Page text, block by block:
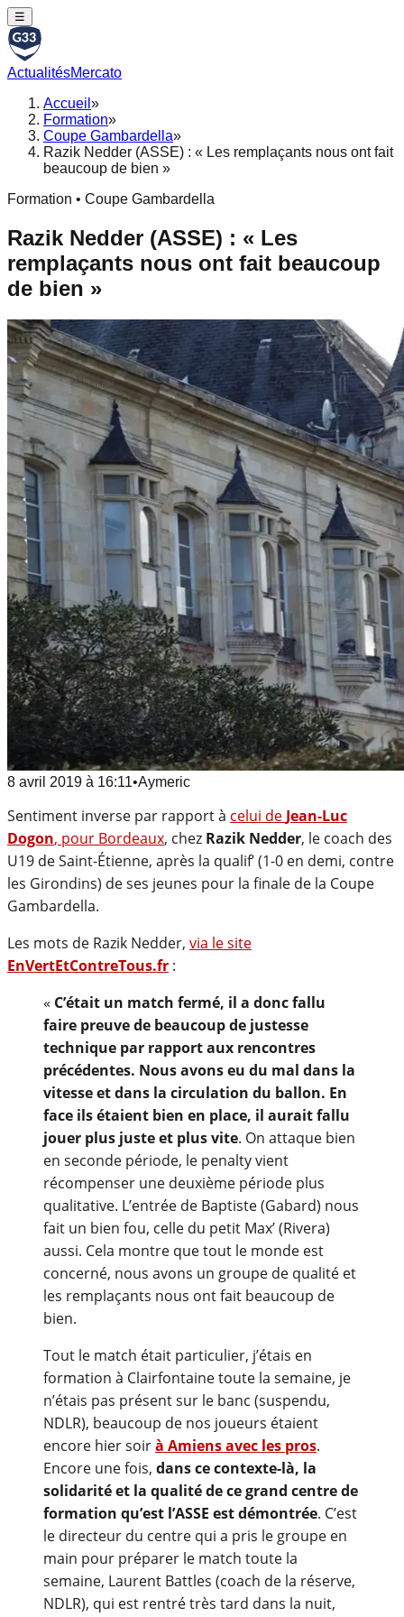
☰
ActualitésMercato
Accueil »
Formation»
Coupe Gambardella»
Razik Nedder (ASSE) : « Les remplaçants nous ont fait
beaucoup de bien »
Formation • Coupe Gambardella
Razik Nedder (ASSE) : « Les
remplaçants nous ont fait beaucoup
de bien »
8 avril 2019 à 16:11•Aymeric
Sentiment inverse par rapport à celui de Jean-Luc
Dogon, pour Bordeaux, chez Razik Nedder, le coach des
U19 de Saint-Étienne, après la qualif’ (1-0 en demi, contre
les Girondins) de ses jeunes pour la finale de la Coupe
Gambardella.
Les mots de Razik Nedder, via le site
EnVertEtContreTous.fr :
« C’était un match fermé, il a donc fallu
faire preuve de beaucoup de justesse
technique par rapport aux rencontres
précédentes. Nous avons eu du mal dans la
vitesse et dans la circulation du ballon. En
face ils étaient bien en place, il aurait fallu
jouer plus juste et plus vite. On attaque bien
en seconde période, le penalty vient
récompenser une deuxième période plus
qualitative. L’entrée de Baptiste (Gabard) nous
fait un bien fou, celle du petit Max’ (Rivera)
aussi. Cela montre que tout le monde est
concerné, nous avons un groupe de qualité et
les remplaçants nous ont fait beaucoup de
bien.
Tout le match était particulier, j’étais en
formation à Clairfontaine toute la semaine, je
n’étais pas présent sur le banc (suspendu,
NDLR), beaucoup de nos joueurs étaient
encore hier soirà Amiens avec les pros.
Encore une fois, dans ce contexte-là, la
solidarité et la qualité de ce grand centre de
formation qu’est l’ASSE est démontrée. C’est
le directeur du centre qui a pris le groupe en
main pour préparer le match toute la
semaine, Laurent Battles (coach de la réserve,
NDLR), qui est rentré très tard dans la nuit,